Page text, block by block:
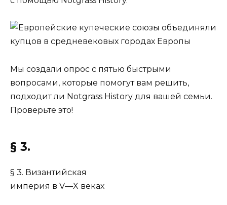
Мы создали опрос с пятью быстрыми
вопросами, которые помогут вам решить,
подходит ли Notgrass History для вашей семьи.
Проверьте это!
§ 3.
§ 3. Византийская
империя в V—X веках